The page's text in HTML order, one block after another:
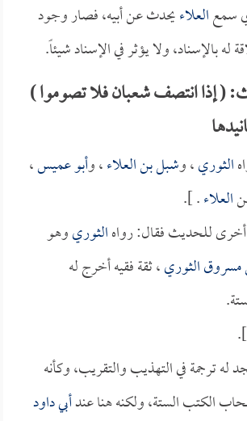
سمعالعلاءيحدث عن أبيه، فصار وجود
له بالإسناد، ولا يؤثر في الإسناد شيئاً.
إذا انتصف شعبان فلا تصوموا )
الثوري، وشبل بن العلاء، وأبو عميس،
العلاء. ].
للحديث فقال: رواهالثوريوهو
الثوري، ثقة فقيه أخرج له
].
له ترجمة في التهذيب والتقريب، وكأنه
الكتب الستة، ولكنه هنا عندأبي داود